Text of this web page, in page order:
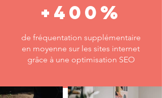
+400%
de fréquentation supplémentaire
en moyenne sur les sites internet
grâce à une optimisation SEO